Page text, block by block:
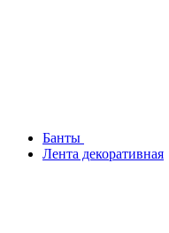
Банты
Лента декоративная